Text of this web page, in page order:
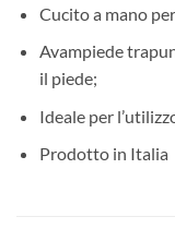
Cucito a mano
Avampiede
il piede;
Ideale per
Prodotto in Italia